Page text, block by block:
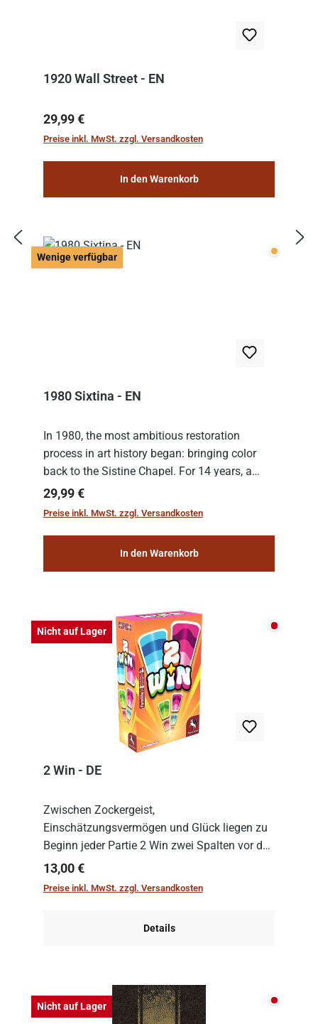
1920 Wall Street - EN
Regulärer Preis:
29,99 €
Preise inkl. MwSt. zzgl. Versandkosten
In den Warenkorb
Wenige verfügbar Wenige
1980 Sixtina - EN
In 1980, the most ambitious restoration
process in art history began: bringing color
back to the Sistine Chapel. For 14 years, a
team of experts from the Vatican undertook
the meticulous job of cleaning and
Regulärer Preis:
29,99 €
Preise inkl. MwSt. zzgl. Versandkosten
In den Warenkorb
Nicht auf Lager Nicht
2 Win - DE
Zwischen Zockergeist,
Einschätzungsvermögen und Glück liegen zu
Beginn jeder Partie 2 Win zwei Spalten vor den
Spielenden aus, die es in die Höhe zu treiben
gilt. Doch das geht natürlich nur, solange man
Regulärer Preis:
13,00 €
Preise inkl. MwSt. zzgl. Versandkosten
Details
Nicht auf Lager Nicht